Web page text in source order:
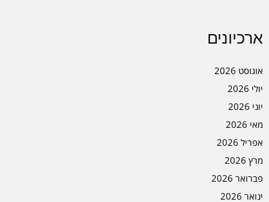
ארכיונים
אוגוסט 2026
יולי 2026
יוני 2026
מאי 2026
אפריל 2026
מרץ 2026
פברואר 2026
ינואר 2026